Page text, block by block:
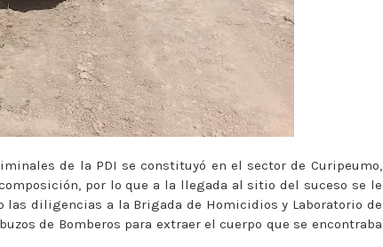
de la PDI se constituyó en el sector de Curipeumo,
por lo que a la llegada al sitio del suceso se le
diligencias a la Brigada de Homicidios y Laboratorio de
de Bomberos para extraer el cuerpo que se encontraba